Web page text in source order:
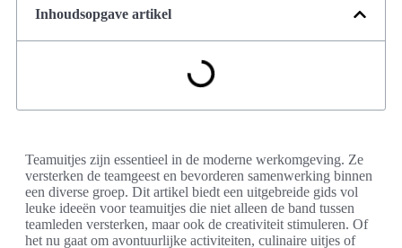
Inhoudsopgave artikel
Teamuitjes zijn essentieel in de moderne werkomgeving. Ze
versterken de teamgeest en bevorderen samenwerking binnen
een diverse groep. Dit artikel biedt een uitgebreide gids vol
leuke ideeën voor teamuitjes die niet alleen de band tussen
teamleden versterken, maar ook de creativiteit stimuleren. Of
het nu gaat om avontuurlijke activiteiten, culinaire uitjes of